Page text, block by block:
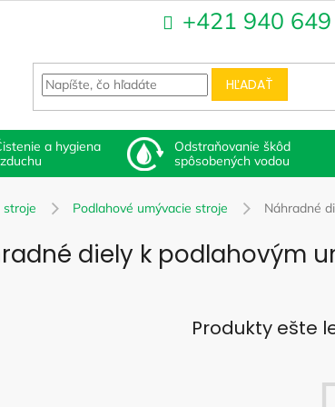
+421 940
HĽADAŤ
a hygiena
Odstraňovanie škôd
spôsobených vodou
stroje Podlahové umývacie stroje Náhradné
diely k podlahovým
Produkty ešte